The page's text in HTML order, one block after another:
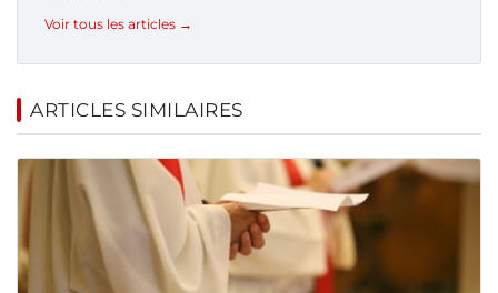
Voir tous les articles →
ARTICLES SIMILAIRES